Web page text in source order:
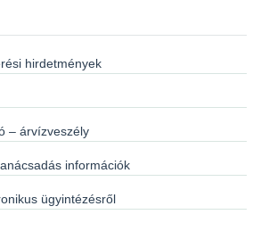
hirdetmények
– árvízveszély
információk
ügyintézésről